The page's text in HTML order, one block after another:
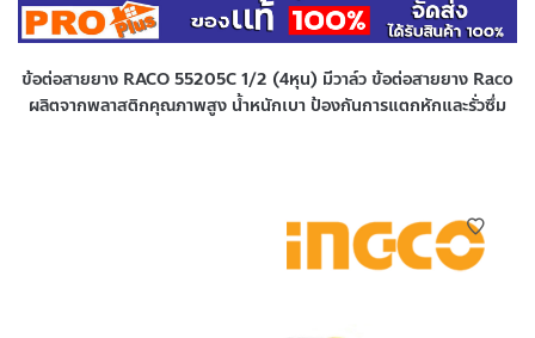
ข้อต่อสายยาง RACO 55205C 1/2 (4หุน) มีวาล์ว ข้อต่อสายยาง Raco
ผลิตจากพลาสติกคุณภาพสูง น้ำหนักเบา ป้องกันการแตกหักและรั่วซึ่ม